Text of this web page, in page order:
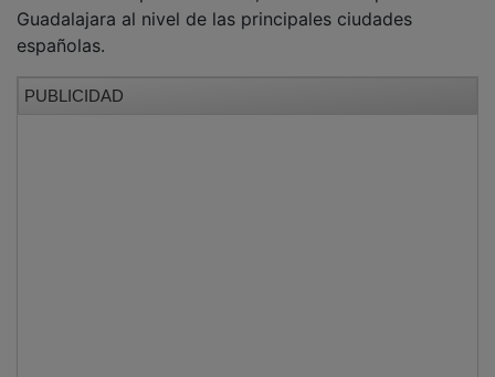
españolas.